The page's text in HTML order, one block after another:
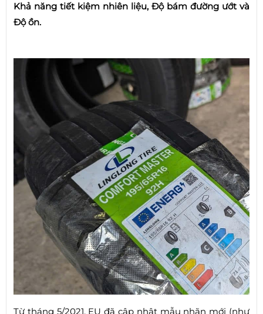
Khả năng tiết kiệm nhiên liệu, Độ bám đường ướt và
Độ ồn.
Từ tháng 5/2021, EU đã cập nhật mẫu nhãn mới (như